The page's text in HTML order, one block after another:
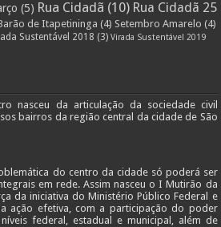
(5) Rua Cidadã (10) Rua Cidadã 25
de Itapetininga (4) Setembro Amarelo (4)
Sustentável 2018 (3) Virada Sustentável 2019
nasceu da articulação da sociedade civil
bairros da região central da cidade de São
do centro da cidade só poderá ser
em rede. Assim nasceu o I Mutirão da
da iniciativa do Ministério Público Federal e
ação efetiva, com a participação do poder
federal, estadual e municipal, além de